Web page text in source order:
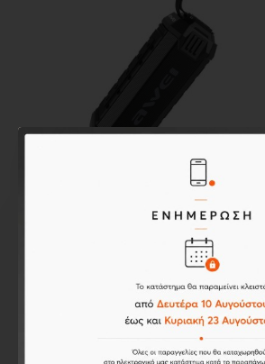
AWEI Y280 Portable Outdoor
Wireless Bluetooth Speaker BLACK